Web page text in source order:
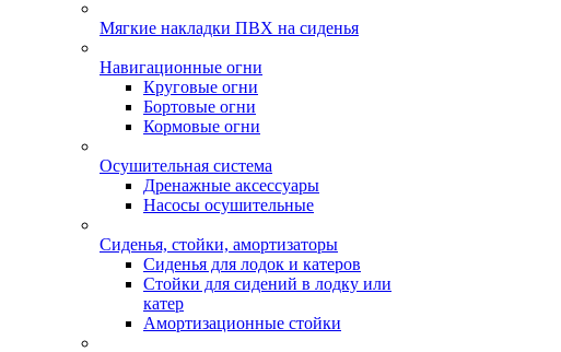
Мягкие накладки ПВХ на сиденья
Навигационные огни
Круговые огни
Бортовые огни
Кормовые огни
Осушительная система
Дренажные аксессуары
Насосы осушительные
Сиденья, стойки, амортизаторы
Сиденья для лодок и катеров
Стойки для сидений в лодку или
катер
Амортизационные стойки